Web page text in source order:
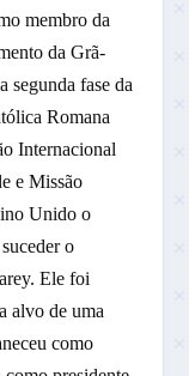
membro da
da Grã-
segunda fase da
Romana
Internacional
e Missão
Unido o
o
Ele foi
alvo de uma
como